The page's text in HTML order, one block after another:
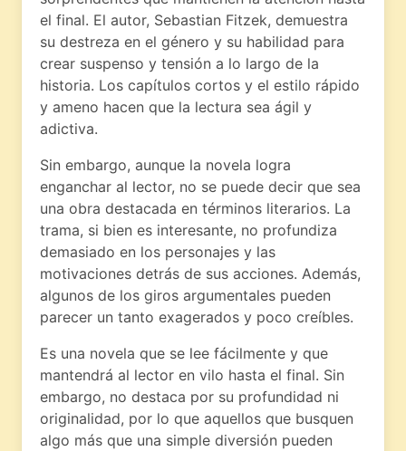
el final. El autor, Sebastian Fitzek, demuestra
su destreza en el género y su habilidad para
crear suspenso y tensión a lo largo de la
historia. Los capítulos cortos y el estilo rápido
y ameno hacen que la lectura sea ágil y
adictiva.
Sin embargo, aunque la novela logra
enganchar al lector, no se puede decir que sea
una obra destacada en términos literarios. La
trama, si bien es interesante, no profundiza
demasiado en los personajes y las
motivaciones detrás de sus acciones. Además,
algunos de los giros argumentales pueden
parecer un tanto exagerados y poco creíbles.
Es una novela que se lee fácilmente y que
mantendrá al lector en vilo hasta el final. Sin
embargo, no destaca por su profundidad ni
originalidad, por lo que aquellos que busquen
algo más que una simple diversión pueden